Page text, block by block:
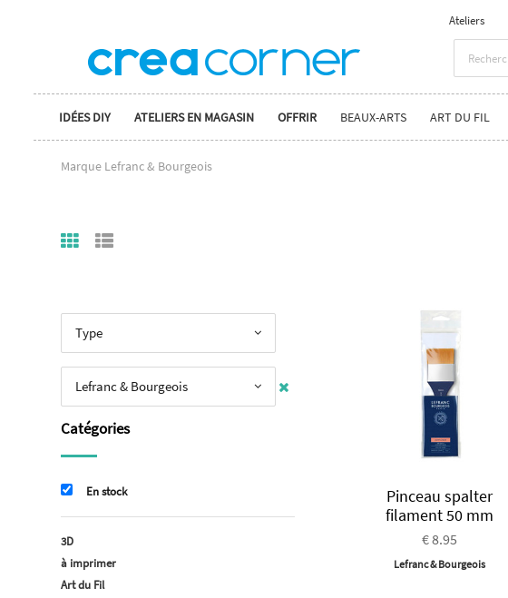
Ateliers
IDÉES DIY ATELIERS EN MAGASIN OFFRIR BEAUX-ARTS ART DU FIL
Marque Lefranc & Bourgeois
Pinceau spalter
filament 50 mm
€ 8.95
Lefranc & Bourgeois
Type
Lefranc & Bourgeois
Catégories
En stock
3D
à imprimer
Art du Fil